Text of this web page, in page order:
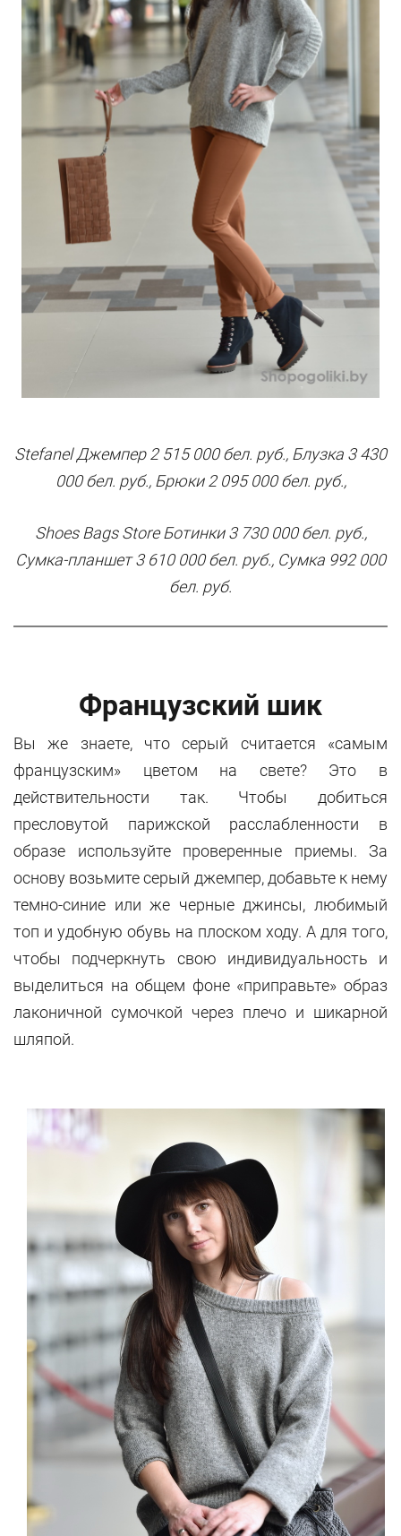
Stefanel Джемпер 2 515 000 бел. руб., Блузка 3 430
000 бел. руб., Брюки 2 095 000 бел. руб.,
Shoes Bags Store Ботинки 3 730 000 бел. руб.,
Сумка-планшет 3 610 000 бел. руб., Сумка 992 000
бел. руб.
Французский шик
Вы же знаете, что серый считается «самым
французским» цветом на свете? Это в
действительности так. Чтобы добиться
пресловутой парижской расслабленности в
образе используйте проверенные приемы. За
основу возьмите серый джемпер, добавьте к нему
темно-синие или же черные джинсы, любимый
топ и удобную обувь на плоском ходу. А для того,
чтобы подчеркнуть свою индивидуальность и
выделиться на общем фоне «приправьте» образ
лаконичной сумочкой через плечо и шикарной
шляпой.